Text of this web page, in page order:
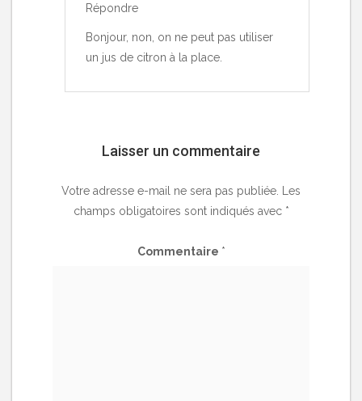
Répondre
Bonjour, non, on ne peut pas utiliser
un jus de citron à la place.
Laisser un commentaire
Votre adresse e-mail ne sera pas publiée. Les
champs obligatoires sont indiqués avec *
Commentaire *